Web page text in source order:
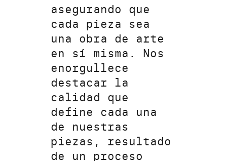
asegurando que
cada pieza sea
una obra de arte
en sí misma. Nos
enorgullece
destacar la
calidad que
define cada una
de nuestras
piezas, resultado
de un proceso